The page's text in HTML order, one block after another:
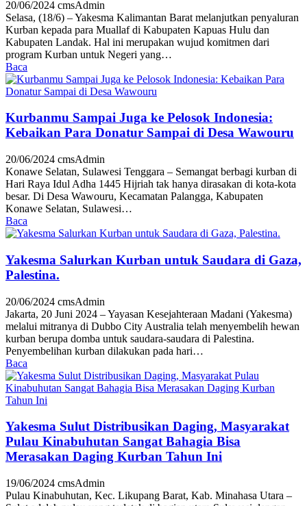
20/06/2024 cmsAdmin
Selasa, (18/6) – Yakesma Kalimantan Barat melanjutkan penyaluran
Kurban kepada para Muallaf di Kabupaten Kapuas Hulu dan
Kabupaten Landak. Hal ini merupakan wujud komitmen dari
program Kurban untuk Negeri yang…
Baca
Kurbanmu Sampai Juga ke Pelosok Indonesia:
Kebaikan Para Donatur Sampai di Desa Wawouru
20/06/2024 cmsAdmin
Konawe Selatan, Sulawesi Tenggara – Semangat berbagi kurban di
Hari Raya Idul Adha 1445 Hijriah tak hanya dirasakan di kota-kota
besar. Di Desa Wawouru, Kecamatan Palangga, Kabupaten
Konawe Selatan, Sulawesi…
Baca
Yakesma Salurkan Kurban untuk Saudara di Gaza,
Palestina.
20/06/2024 cmsAdmin
Jakarta, 20 Juni 2024 – Yayasan Kesejahteraan Madani (Yakesma)
melalui mitranya di Dubbo City Australia telah menyembelih hewan
kurban berupa domba untuk saudara-saudara di Palestina.
Penyembelihan kurban dilakukan pada hari…
Baca
Yakesma Sulut Distribusikan Daging, Masyarakat
Pulau Kinabuhutan Sangat Bahagia Bisa
Merasakan Daging Kurban Tahun Ini
19/06/2024 cmsAdmin
Pulau Kinabuhutan, Kec. Likupang Barat, Kab. Minahasa Utara –